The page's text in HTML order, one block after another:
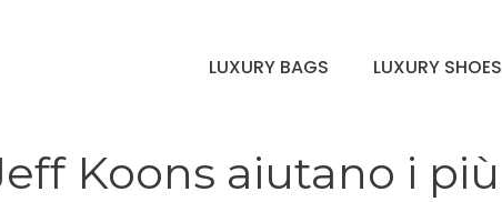
LUXURY BAGS LUXURY SHOES
Koons aiutano i più